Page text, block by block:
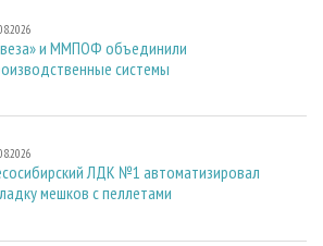
и ММПОФ объединили
системы
ЛДК №1 автоматизировал
мешков с пеллетами